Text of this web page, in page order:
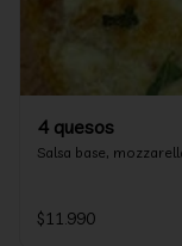
4 quesos
Salsa base,
$11.990